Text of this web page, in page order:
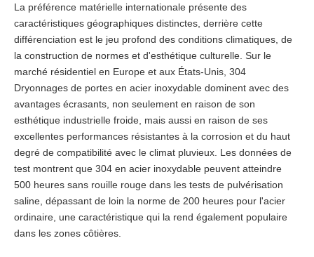
La préférence matérielle internationale présente des
caractéristiques géographiques distinctes, derrière cette
différenciation est le jeu profond des conditions climatiques, de
la construction de normes et d'esthétique culturelle. Sur le
marché résidentiel en Europe et aux États-Unis, 304
Dryonnages de portes en acier inoxydable dominent avec des
avantages écrasants, non seulement en raison de son
esthétique industrielle froide, mais aussi en raison de ses
excellentes performances résistantes à la corrosion et du haut
degré de compatibilité avec le climat pluvieux. Les données de
test montrent que 304 en acier inoxydable peuvent atteindre
500 heures sans rouille rouge dans les tests de pulvérisation
saline, dépassant de loin la norme de 200 heures pour l'acier
ordinaire, une caractéristique qui la rend également populaire
dans les zones côtières.